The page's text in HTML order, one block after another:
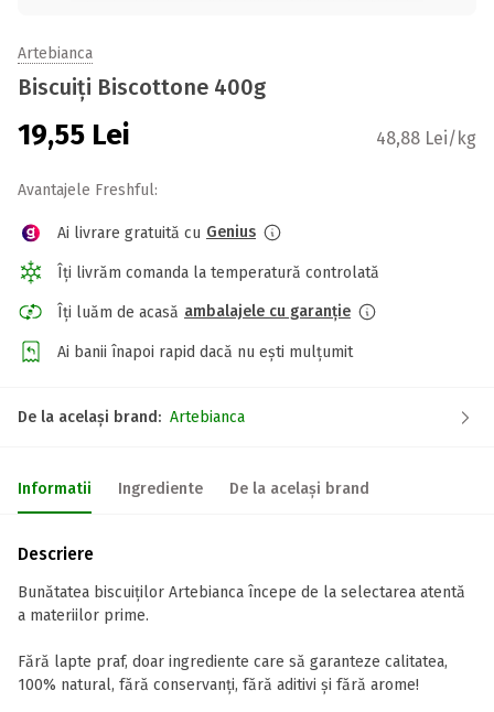
Artebianca
Biscuiți Biscottone 400g
19,55 Lei 48,88 Lei/kg
Avantajele Freshful:
Ai livrare gratuită cu Genius
Îți livrăm comanda la temperatură controlată
Îți luăm de acasă ambalajele cu garanție
Ai banii înapoi rapid dacă nu ești mulțumit
De la același brand: Artebianca
Informatii Ingrediente De la același brand
Descriere
Bunătatea biscuiților Artebianca începe de la selectarea atentă
a materiilor prime.
Fără lapte praf, doar ingrediente care să garanteze calitatea,
100% natural, fără conservanți, fără aditivi și fără arome!